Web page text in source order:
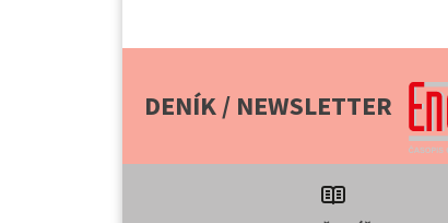
DENÍK / NEWSLETTER